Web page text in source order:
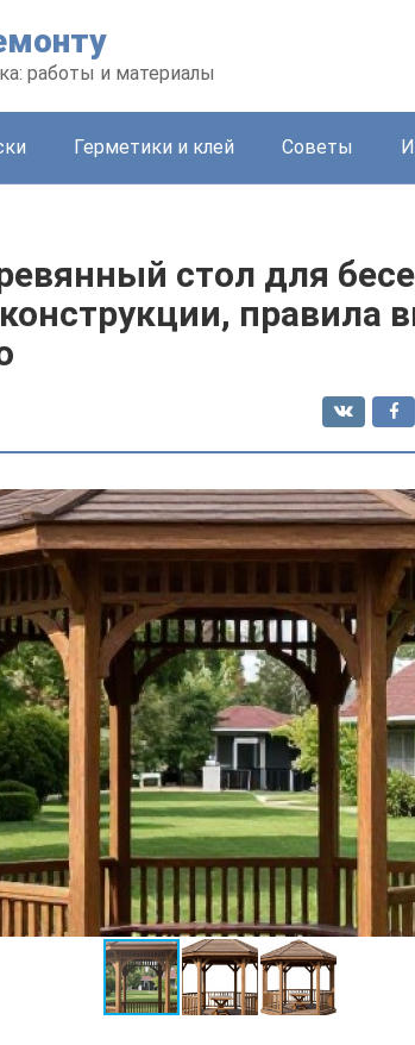
работы и материалы
Герметики и клей Советы
стол для
правила